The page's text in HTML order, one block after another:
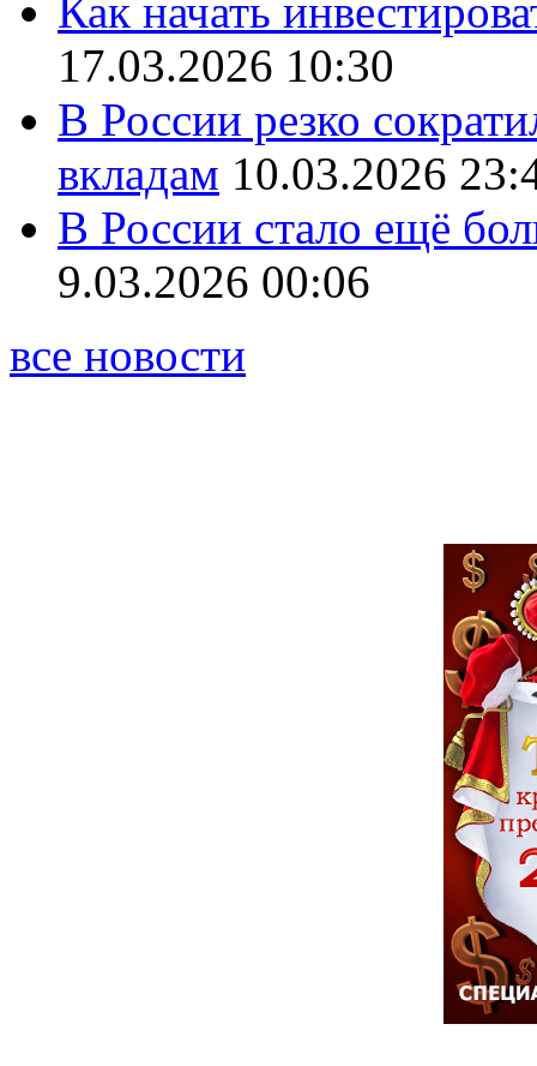
Как начать
17.03.2026 10:30
В России резко
вкладам 10.03.2026
В России стало ещё
9.03.2026 00:06
все новости